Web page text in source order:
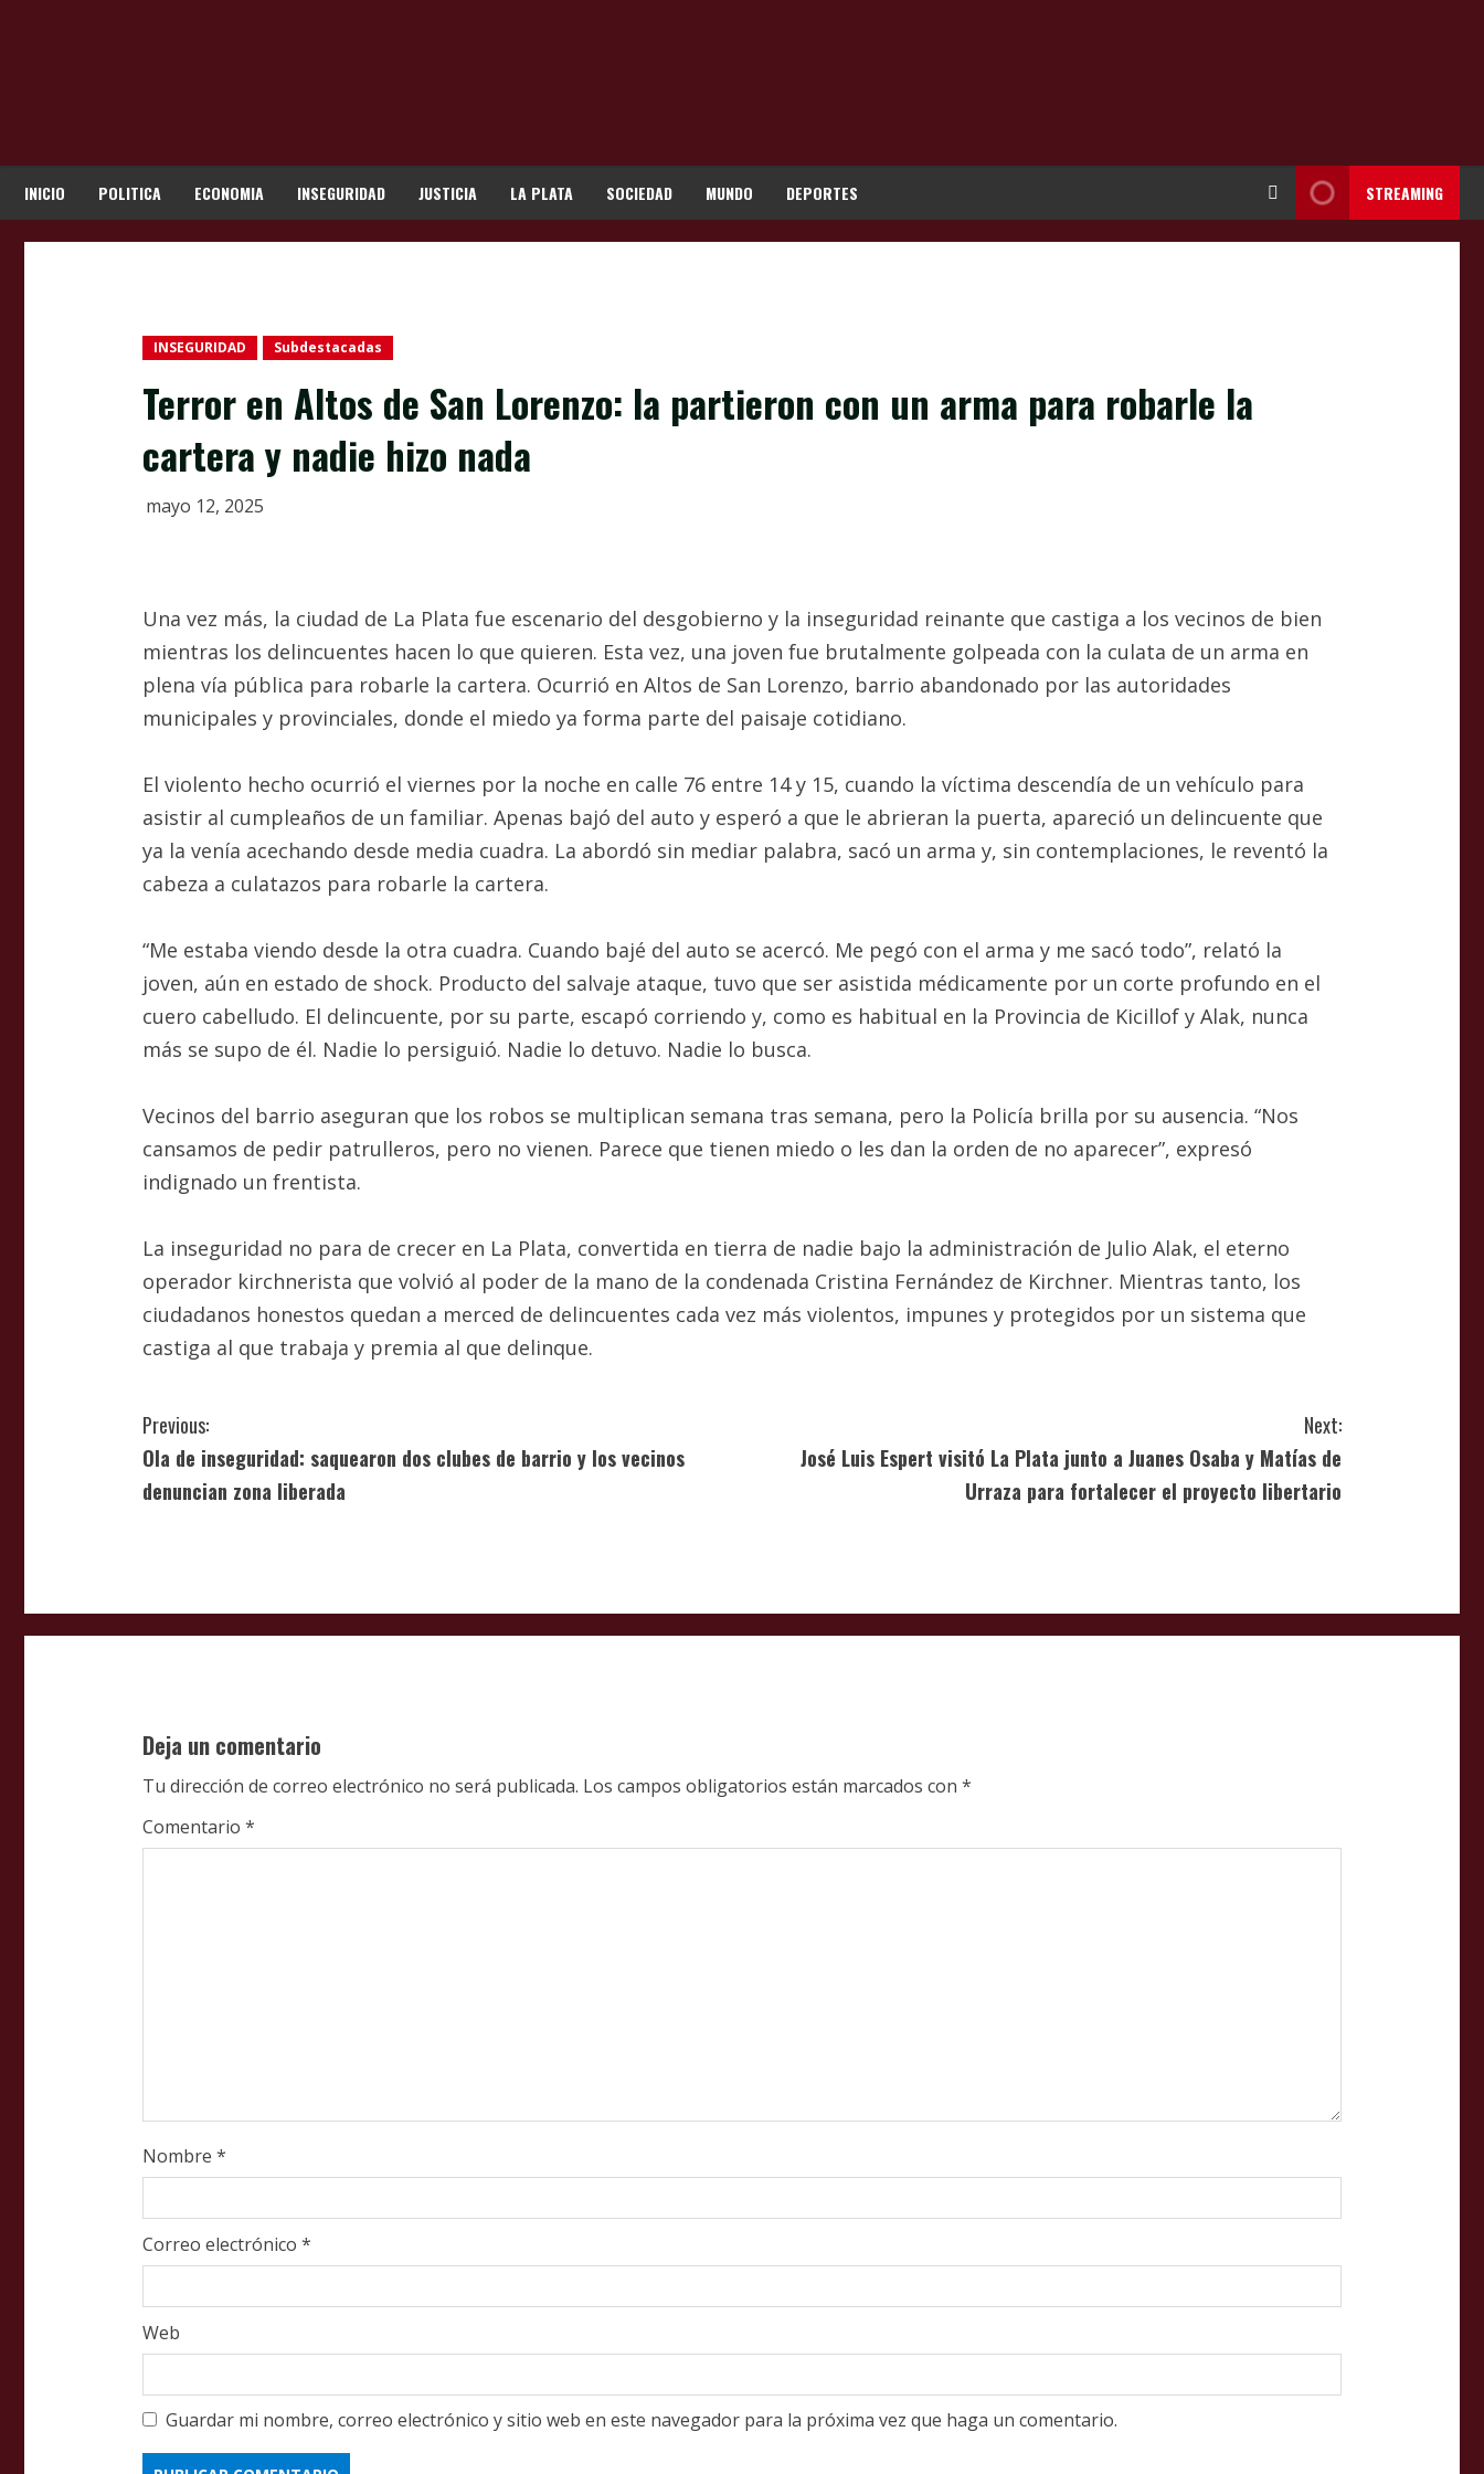
INICIO POLITICA ECONOMIA INSEGURIDAD JUSTICIA LA PLATA SOCIEDAD MUNDO DEPORTES STREAMING
INSEGURIDAD Subdestacadas
Terror en Altos de San Lorenzo: la partieron con un arma para robarle la
cartera y nadie hizo nada
mayo 12, 2025
Una vez más, la ciudad de La Plata fue escenario del desgobierno y la inseguridad reinante que castiga a los vecinos de bien
mientras los delincuentes hacen lo que quieren. Esta vez, una joven fue brutalmente golpeada con la culata de un arma en
plena vía pública para robarle la cartera. Ocurrió en Altos de San Lorenzo, barrio abandonado por las autoridades
municipales y provinciales, donde el miedo ya forma parte del paisaje cotidiano.
El violento hecho ocurrió el viernes por la noche en calle 76 entre 14 y 15, cuando la víctima descendía de un vehículo para
asistir al cumpleaños de un familiar. Apenas bajó del auto y esperó a que le abrieran la puerta, apareció un delincuente que
ya la venía acechando desde media cuadra. La abordó sin mediar palabra, sacó un arma y, sin contemplaciones, le reventó la
cabeza a culatazos para robarle la cartera.
“Me estaba viendo desde la otra cuadra. Cuando bajé del auto se acercó. Me pegó con el arma y me sacó todo”, relató la
joven, aún en estado de shock. Producto del salvaje ataque, tuvo que ser asistida médicamente por un corte profundo en el
cuero cabelludo. El delincuente, por su parte, escapó corriendo y, como es habitual en la Provincia de Kicillof y Alak, nunca
más se supo de él. Nadie lo persiguió. Nadie lo detuvo. Nadie lo busca.
Vecinos del barrio aseguran que los robos se multiplican semana tras semana, pero la Policía brilla por su ausencia. “Nos
cansamos de pedir patrulleros, pero no vienen. Parece que tienen miedo o les dan la orden de no aparecer”, expresó
indignado un frentista.
La inseguridad no para de crecer en La Plata, convertida en tierra de nadie bajo la administración de Julio Alak, el eterno
operador kirchnerista que volvió al poder de la mano de la condenada Cristina Fernández de Kirchner. Mientras tanto, los
ciudadanos honestos quedan a merced de delincuentes cada vez más violentos, impunes y protegidos por un sistema que
castiga al que trabaja y premia al que delinque.
C
o
i
e
R
e
Previous:
Ola de inseguridad: saquearon dos clubes de barrio y los vecinos
denuncian zona liberada
Next:
José Luis Espert visitó La Plata junto a Juanes Osaba y Matías de
Urraza para fortalecer el proyecto libertario
Deja un comentario
Tu dirección de correo electrónico no será publicada. Los campos obligatorios están marcados con *
Comentario *
Nombre *
Correo electrónico *
Web
Guardar mi nombre, correo electrónico y sitio web en este navegador para la próxima vez que haga un comentario.